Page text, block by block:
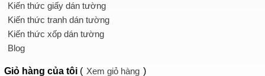
Kiến thức giấy dán tường
Kiến thức tranh dán tường
Kiến thức xốp dán tường
Blog
Giỏ hàng của tôi ( Xem giỏ hàng )